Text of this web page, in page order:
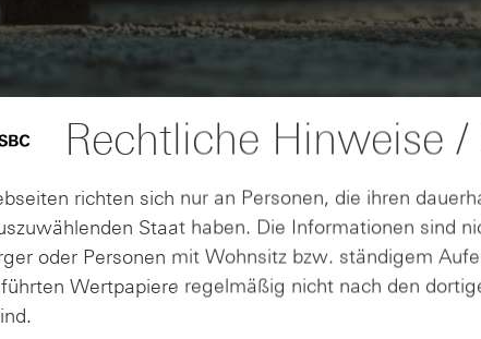
Rechtliche Hinweise /
richten sich nur an Personen, die ihren
Staat haben. Die Informationen sind
oder Personen mit Wohnsitz bzw. ständigem
Wertpapiere regelmäßig nicht nach den